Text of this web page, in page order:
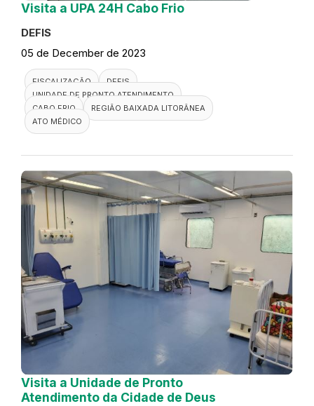
Visita a UPA 24H Cabo Frio
DEFIS
05 de December de 2023
FISCALIZAÇÃO
DEFIS
UNIDADE DE PRONTO ATENDIMENTO
CABO FRIO
REGIÃO BAIXADA LITORÂNEA
ATO MÉDICO
Visita a Unidade de Pronto
Atendimento da Cidade de Deus